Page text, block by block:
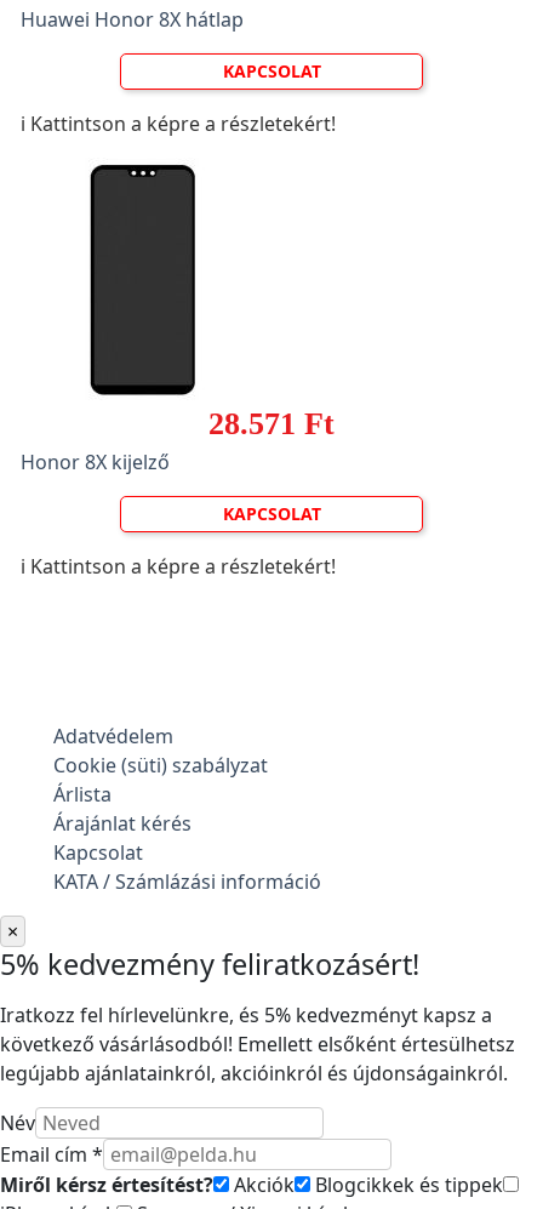
Huawei Honor 8X hátlap
KAPCSOLAT
ℹ️ Kattintson a képre a részletekért!
28.571 Ft
Honor 8X kijelző
KAPCSOLAT
ℹ️ Kattintson a képre a részletekért!
Adatvédelem
Cookie (süti) szabályzat
Árlista
Árajánlat kérés
Kapcsolat
KATA / Számlázási információ
×
5% kedvezmény feliratkozásért!
Iratkozz fel hírlevelünkre, és 5% kedvezményt kapsz a
következő vásárlásodból! Emellett elsőként értesülhetsz
legújabb ajánlatainkról, akcióinkról és újdonságainkról.
Név
Email cím *
Miről kérsz értesítést?
Akciók
Blogcikkek és tippek